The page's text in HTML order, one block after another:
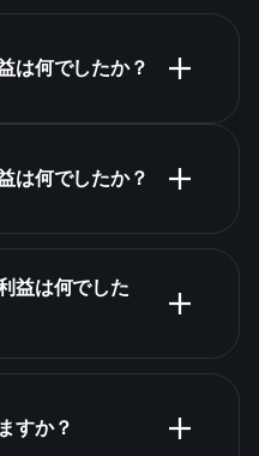
は何でしたか？
ZNWLF
は何でしたか？
益は何でした
すか？